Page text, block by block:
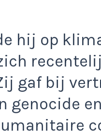
hij op
gaf bij
genocide